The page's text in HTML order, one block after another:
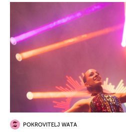
POKROVITELJ WATA